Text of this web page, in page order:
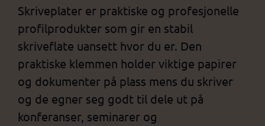
Skriveplater er praktiske og profesjonelle
profilprodukter som gir en stabil
skriveflate uansett hvor du er. Den
praktiske klemmen holder viktige papirer
og dokumenter på plass mens du skriver
og de egner seg godt til dele ut på
konferanser, seminarer og